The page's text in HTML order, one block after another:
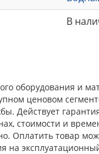
В
оборудования и
ценовом
Действует
стоимости и
Оплатить товар
на